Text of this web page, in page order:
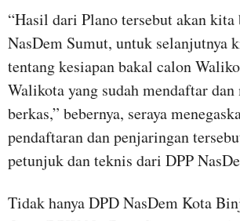
“Hasil dari Plano tersebut akan kita
NasDem Sumut, untuk selanjutnya
tentang kesiapan bakal calon
Walikota yang sudah mendaftar
berkas,” bebernya, seraya
pendaftaran dan penjaringan
petunjuk dan teknis dari DPP
Tidak hanya DPD NasDem Kota